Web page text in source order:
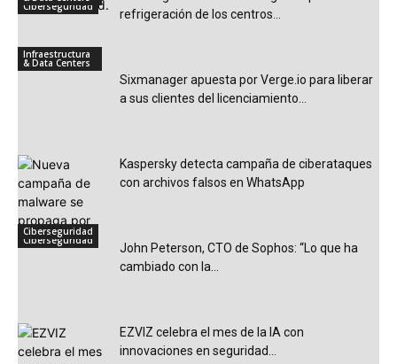
Ciberseguridad
refrigeración de los centros...
Infraestructura
& Data Centers
Sixmanager apuesta por Verge.io para liberar
a sus clientes del licenciamiento...
Ciberseguridad
Kaspersky detecta campaña de ciberataques
con archivos falsos en WhatsApp
Ciberseguridad
John Peterson, CTO de Sophos: “Lo que ha
cambiado con la...
EZVIZ celebra el mes de la IA con
innovaciones en seguridad...